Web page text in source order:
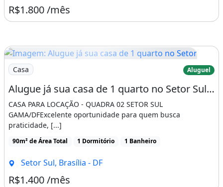
R$1.800 /mês
Imagem: Alugue já sua casa de 1 quarto no Setor
Casa Aluguel
Alugue já sua casa de 1 quarto no Setor Sul (Gama), Brasília-DF! 90m², 1 vaga de
CASA PARA LOCAÇÃO - QUADRA 02 SETOR SUL
GAMA/DFExcelente oportunidade para quem busca
praticidade, [...]
90m² de Área Total 1 Dormitório 1 Banheiro
Setor Sul, Brasília - DF
R$1.400 /mês